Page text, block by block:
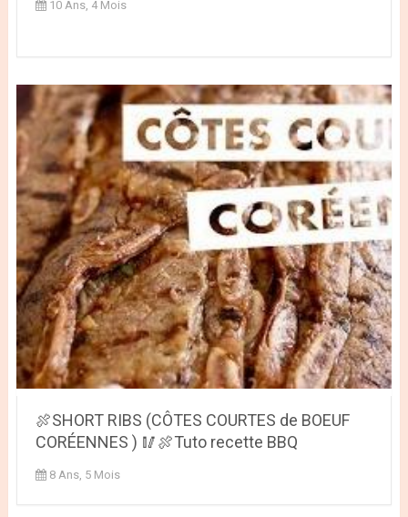
10 Ans, 4 Mois
🍖SHORT RIBS (CÔTES COURTES de BOEUF
CORÉENNES ) 🥢🍖Tuto recette BBQ
8 Ans, 5 Mois